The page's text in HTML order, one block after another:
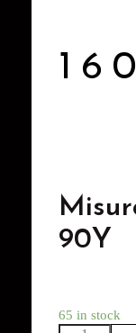
90Y
65 in stock